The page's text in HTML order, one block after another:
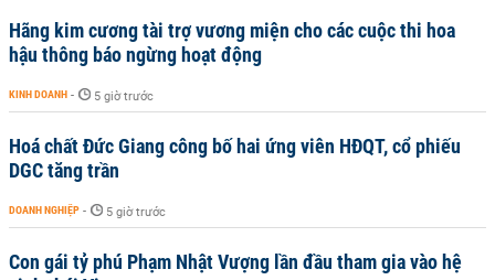
Hãng kim cương tài trợ vương miện cho các cuộc thi hoa
hậu thông báo ngừng hoạt động
KINH DOANH - 5 giờ trước
Hoá chất Đức Giang công bố hai ứng viên HĐQT, cổ phiếu
DGC tăng trần
DOANH NGHIỆP - 5 giờ trước
Con gái tỷ phú Phạm Nhật Vượng lần đầu tham gia vào hệ